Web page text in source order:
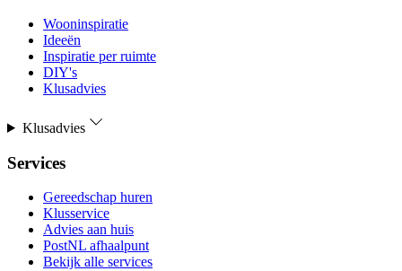
Wooninspiratie
Ideeën
Inspiratie per ruimte
DIY's
Klusadvies
Klusadvies
Services
Gereedschap huren
Klusservice
Advies aan huis
PostNL afhaalpunt
Bekijk alle services